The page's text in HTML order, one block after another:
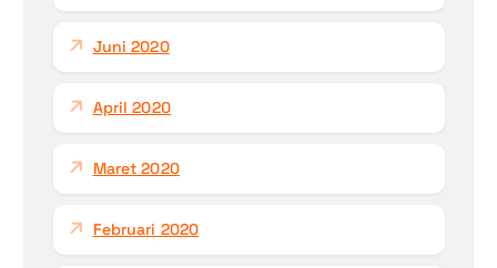
Juni 2020
April 2020
Maret 2020
Februari 2020